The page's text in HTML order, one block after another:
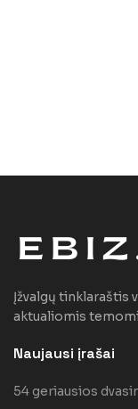
Įžvalgų tinklaraštis
aktualiomis
Naujausi įrašai
54 geriausios